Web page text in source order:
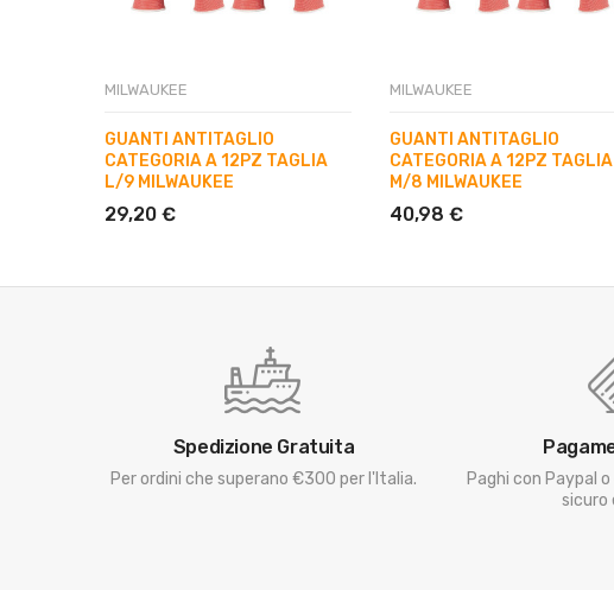
MILWAUKEE
GUANTI ANTITAGLIO
CATEGORIA A 12PZ TAGLIA
L/9 MILWAUKEE
29,20 €
MILWAUKEE
GUANTI ANTITAGLIO
CATEGORIA A 12PZ TAGLIA
M/8 MILWAUKEE
40,98 €
Spedizione Gratuita
Per ordini che superano €300 per l'Italia.
Paghi con Paypal
sicuro